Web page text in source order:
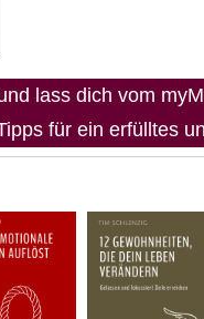
lass dich vom
für ein erfülltes